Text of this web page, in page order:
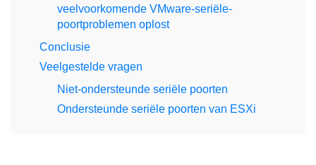
veelvoorkomende VMware-seriële-
poortproblemen oplost
Conclusie
Veelgestelde vragen
Niet-ondersteunde seriële poorten
Ondersteunde seriële poorten van ESXi